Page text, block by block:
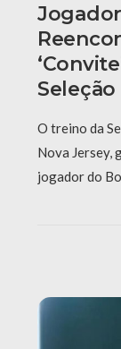
Seleção
O treino da
Nova Jersey,
jogador do